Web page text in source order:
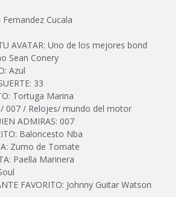
Cucala
AVATAR: Uno de los mejores bond
Sean Conery
Azul
33
Tortuga Marina
007 / Relojes/ mundo del motor
ADMIRAS: 007
Baloncesto Nba
Zumo de Tomate
Paella Marinera
FAVORITO: Johnny Guitar Watson